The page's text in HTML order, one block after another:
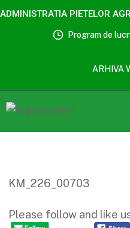
ADMINISTRATIA PIETELOR
Program de
ARHIVA
KM_226_00703
Please follow and like